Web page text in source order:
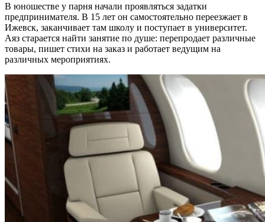
В юношестве у парня начали проявляться задатки
предпринимателя. В 15 лет он самостоятельно переезжает в
Ижевск, заканчивает там школу и поступает в университет.
Аяз старается найти занятие по душе: перепродает различные
товары, пишет стихи на заказ и работает ведущим на
различных мероприятиях.